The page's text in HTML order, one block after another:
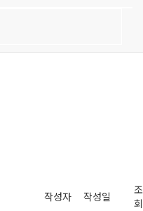
작성자 작성일
조
회